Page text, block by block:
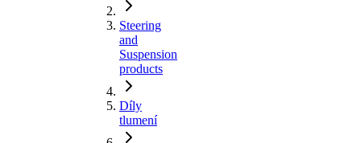
Steering
and
Suspension
products
Díly
tlumení